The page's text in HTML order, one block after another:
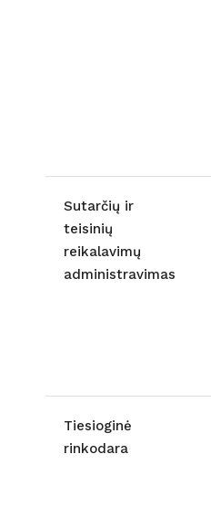
Sutarčių ir
teisinių
reikalavimų
administravimas
Tiesioginė
rinkodara